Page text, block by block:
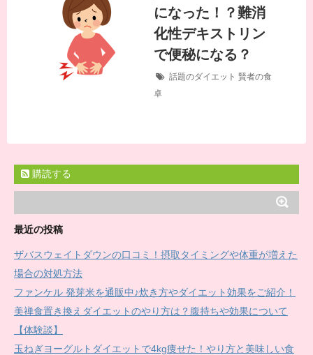
になった！？難消
化性デキストリン
で便秘になる？
話題のダイエット 賢者の食
卓
購読する
最近の投稿
ザバスウェイトダウンの口コミ！摂取タイミングや体重が増えた
場合の対処方法
ファンケル 発芽米を通販中♪炊き方やダイエット効果をご紹介！
美禅食置き換えダイエットのやり方は？腹持ちや効果について
【体験談】
玉ねぎヨーグルトダイエットで4kg痩せた！やり方と美味しい食